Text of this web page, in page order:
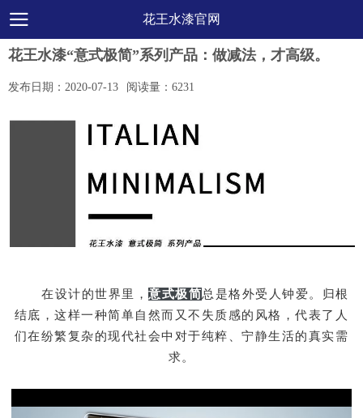
花王水漆官网
花王水漆“意式极简”系列产品：做减法，才高级。
发布日期： 2020-07-13 阅读量： 6231
在设计的世界里，意式极简总是格外受人钟爱。归根
结底，这样一种简单自然而又不失质感的风格，代表了人
们在纷繁复杂的现代社会中对于纯粹、宁静生活的真实需
求。